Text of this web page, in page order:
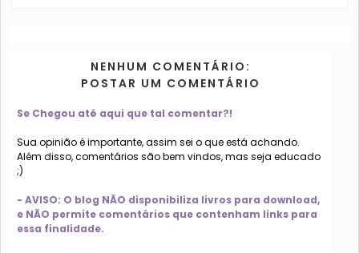
NENHUM COMENTÁRIO:
POSTAR UM COMENTÁRIO
Se Chegou até aqui que tal comentar?!
Sua opinião é importante, assim sei o que está achando.
Além disso, comentários são bem vindos, mas seja educado
;)
- AVISO: O blog NÃO disponibiliza livros para download,
e NÃO permite comentários que contenham links para
essa finalidade.